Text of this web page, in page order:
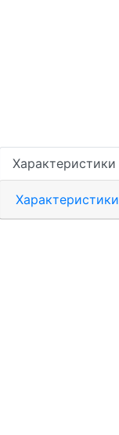
Характеристики
Характеристики